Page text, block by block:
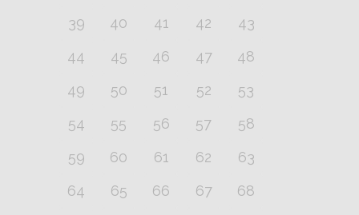
39
40 41 42
43
44
45 46 47
48
49
50 51 52
53
54
55 56 57
58
59
60 61 62
63
64
65 66 67
68